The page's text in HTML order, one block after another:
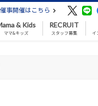
催事開催はこちら
& Kids
ママ&キッズ
RECRUIT
スタッフ募集 イ